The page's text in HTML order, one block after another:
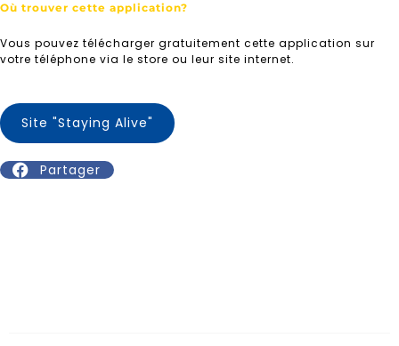
Où trouver cette application?
Vous pouvez télécharger gratuitement cette application sur
votre téléphone via le store ou leur site internet.
Site "Staying Alive"
Partager